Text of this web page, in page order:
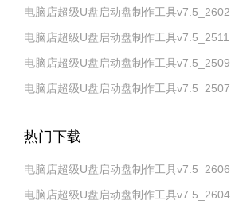
电脑店超级U盘启动盘制作工具v7.5_2602
电脑店超级U盘启动盘制作工具v7.5_2511
电脑店超级U盘启动盘制作工具v7.5_2509
电脑店超级U盘启动盘制作工具v7.5_2507
热门下载
电脑店超级U盘启动盘制作工具v7.5_2606
电脑店超级U盘启动盘制作工具v7.5_2604